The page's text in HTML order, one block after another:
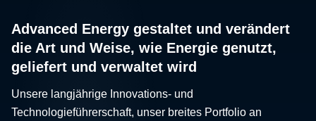
Advanced Energy gestaltet und verändert
die Art und Weise, wie Energie genutzt,
geliefert und verwaltet wird
Unsere langjährige Innovations- und
Technologieführerschaft, unser breites Portfolio an